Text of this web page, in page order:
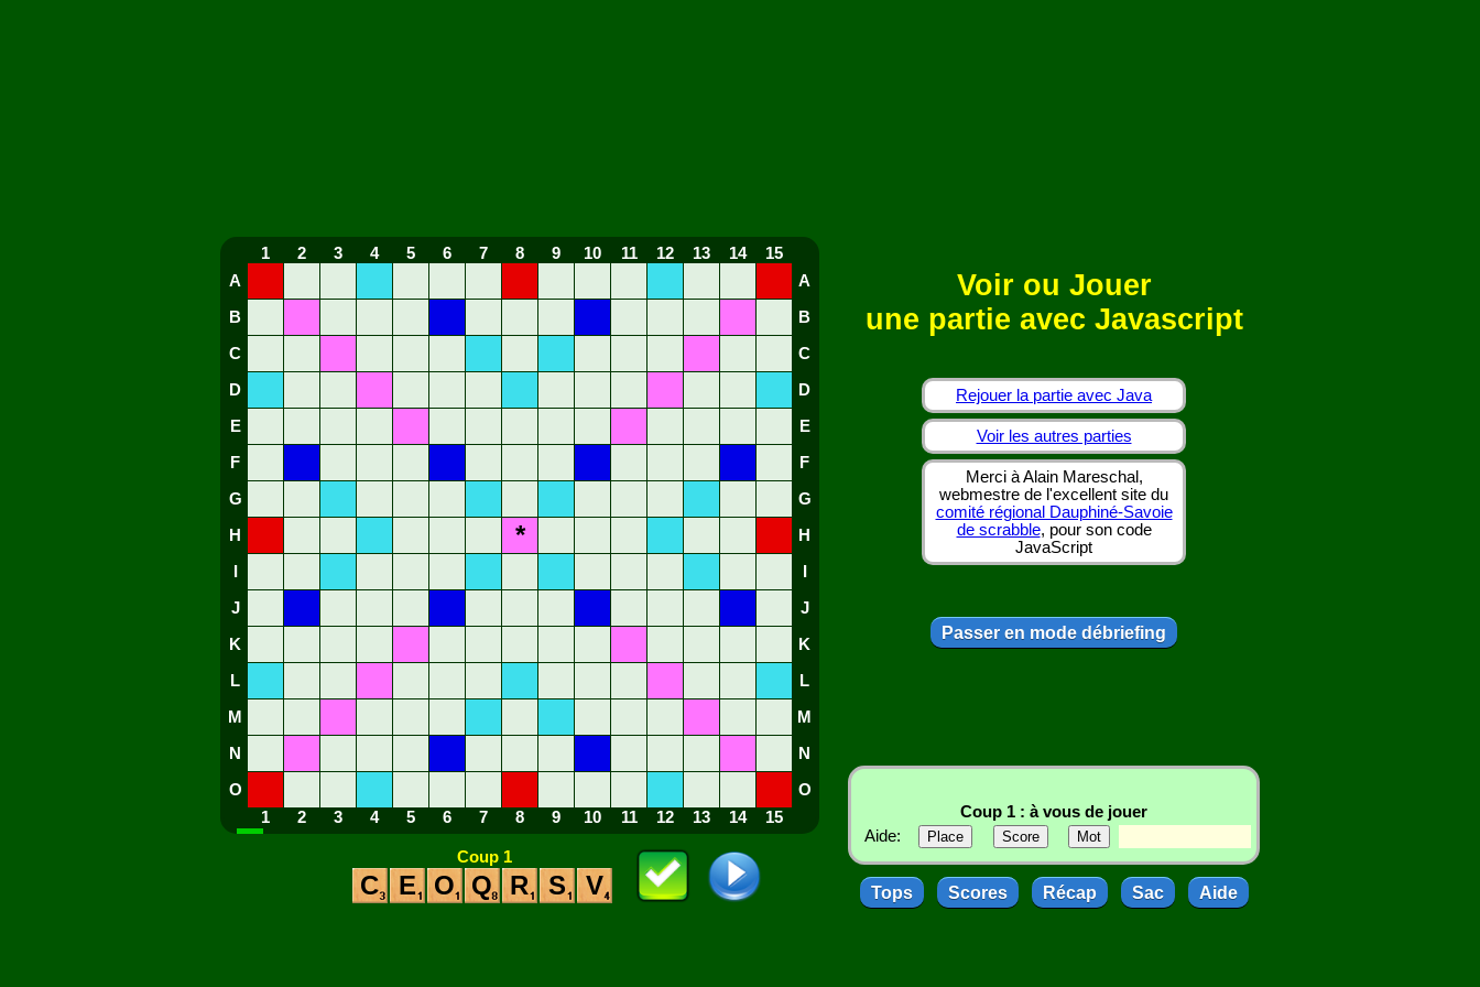
1 2 3 4 5 6 7 8 9 10 11 12 13 14
15
A
A
B B
C C
D D
E E
F F
G G
H * H
J J
K K
L L
M M
N N
O
O
1
2 3 4 5 6 7 8 9 10 11 12 13 14 15
Coup 1
C E O Q R S V
Voir ou Jouer
une partie avec Javascript
Rejouer la partie avec Java
Voir les autres parties
Merci à Alain Mareschal,
webmestre de l'excellent site du
comité régional Dauphiné-Savoie
de scrabble, pour son code
JavaScript
Passer en mode débriefing
Coup 1 : à vous de jouer
Aide:
Tops Scores Récap Sac Aide